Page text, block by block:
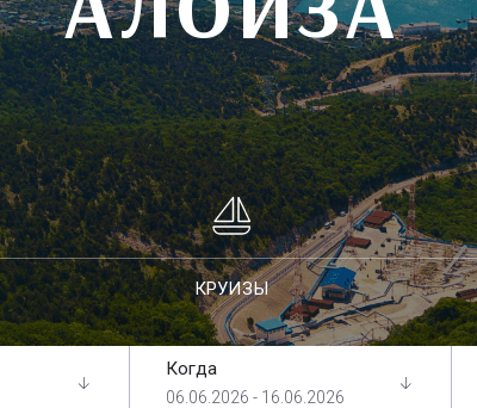
КРУИЗЫ
Когда
06.06.2026 - 16.06.2026